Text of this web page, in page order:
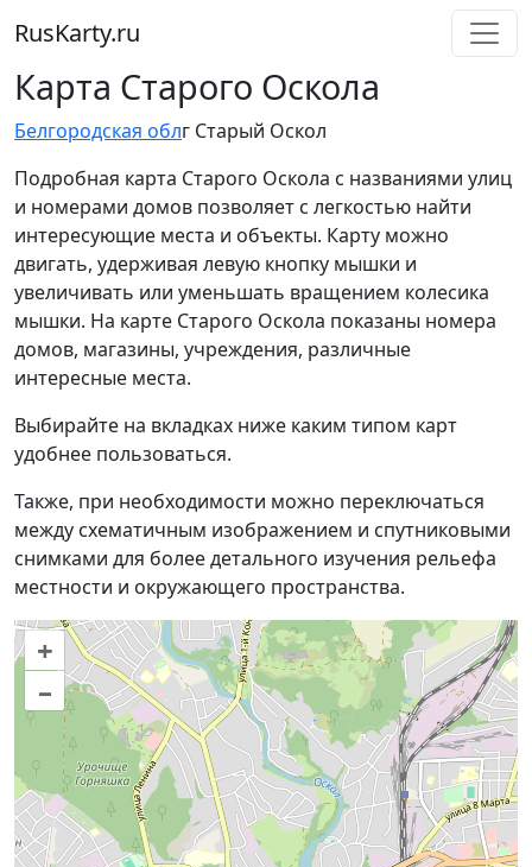
RusKarty.ru
Карта Старого Оскола
Белгородская облг Старый Оскол
Подробная карта Старого Оскола с названиями улиц
и номерами домов позволяет с легкостью найти
интересующие места и объекты. Карту можно
двигать, удерживая левую кнопку мышки и
увеличивать или уменьшать вращением колесика
мышки. На карте Старого Оскола показаны номера
домов, магазины, учреждения, различные
интересные места.
Выбирайте на вкладках ниже каким типом карт
удобнее пользоваться.
Также, при необходимости можно переключаться
между схематичным изображением и спутниковыми
снимками для более детального изучения рельефа
местности и окружающего пространства.
+
–